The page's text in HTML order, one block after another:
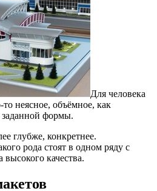
Для человека
неясное, объёмное, как
заданной формы.
глубже, конкретнее.
рода стоят в одном ряду с
высокого качества.